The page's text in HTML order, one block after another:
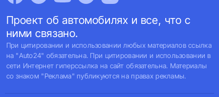
Проект об автомобилях и все, что с
ними связано.
При цитировании и использовании любых материалов ссылка
на "Auto24" обязательна. При цитировании и использовании в
сети Интернет гиперссылка на сайт обязательна. Материалы
со знаком "Реклама" публикуются на правах рекламы.